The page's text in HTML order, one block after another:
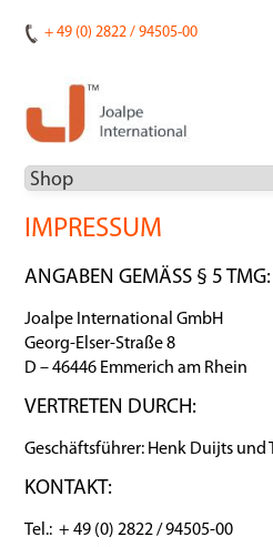
+ 49 (0) 2822 / 94505-00
IMPRESSUM
ANGABEN GEMÄSS § 5 TMG:
Joalpe International GmbH
Georg-Elser-Straße 8
D – 46446 Emmerich am Rhein
VERTRETEN DURCH:
Geschäftsführer: Henk Duijts und
KONTAKT:
Tel.: + 49 (0) 2822 / 94505-00